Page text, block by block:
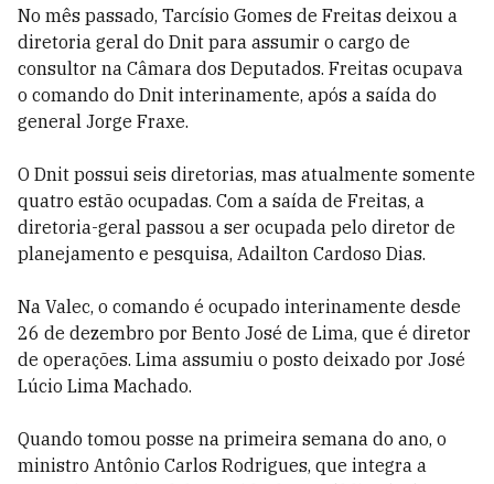
No mês passado, Tarcísio Gomes de Freitas deixou a
diretoria geral do Dnit para assumir o cargo de
consultor na Câmara dos Deputados. Freitas ocupava
o comando do Dnit interinamente, após a saída do
general Jorge Fraxe.
O Dnit possui seis diretorias, mas atualmente somente
quatro estão ocupadas. Com a saída de Freitas, a
diretoria-geral passou a ser ocupada pelo diretor de
planejamento e pesquisa, Adailton Cardoso Dias.
Na Valec, o comando é ocupado interinamente desde
26 de dezembro por Bento José de Lima, que é diretor
de operações. Lima assumiu o posto deixado por José
Lúcio Lima Machado.
Quando tomou posse na primeira semana do ano, o
ministro Antônio Carlos Rodrigues, que integra a